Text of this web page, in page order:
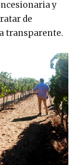
y
de
transparente.